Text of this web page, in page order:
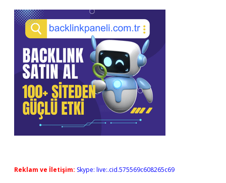
Reklam ve İletişim: Skype: live:.cid.575569c608265c69